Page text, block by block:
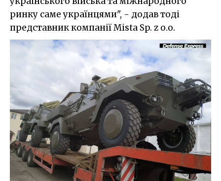
ринку саме українцями", - додав тоді
представник компанії Mista Sp. z o.o.